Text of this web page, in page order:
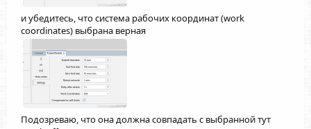
и убедитесь, что система рабочих координат (work
coordinates) выбрана верная
Подозреваю, что она должна совпадать с выбранной тут